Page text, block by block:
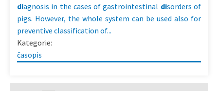
diagnosis in the cases of gastrointestinal disorders of
pigs. However, the whole system can be used also for
preventive classification of...
Kategorie:
časopis